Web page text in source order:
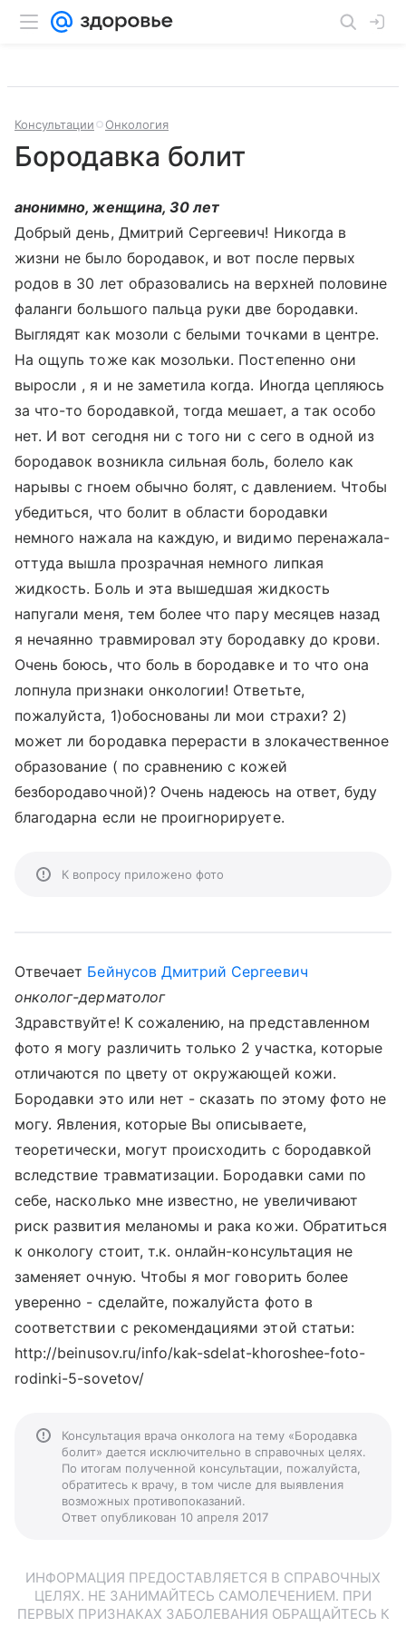
Консультации Онкология
Бородавка болит
анонимно, женщина, 30 лет
Добрый день, Дмитрий Сергеевич! Никогда в
жизни не было бородавок, и вот после первых
родов в 30 лет образовались на верхней половине
фаланги большого пальца руки две бородавки.
Выглядят как мозоли с белыми точками в центре.
На ощупь тоже как мозольки. Постепенно они
выросли , я и не заметила когда. Иногда цепляюсь
за что-то бородавкой, тогда мешает, а так особо
нет. И вот сегодня ни с того ни с сего в одной из
бородавок возникла сильная боль, болело как
нарывы с гноем обычно болят, с давлением. Чтобы
убедиться, что болит в области бородавки
немного нажала на каждую, и видимо перенажала-
оттуда вышла прозрачная немного липкая
жидкость. Боль и эта вышедшая жидкость
напугали меня, тем более что пару месяцев назад
я нечаянно травмировал эту бородавку до крови.
Очень боюсь, что боль в бородавке и то что она
лопнула признаки онкологии! Ответьте,
пожалуйста, 1)обоснованы ли мои страхи? 2)
может ли бородавка перерасти в злокачественное
образование ( по сравнению с кожей
безбородавочной)? Очень надеюсь на ответ, буду
благодарна если не проигнорируете.
К вопросу приложено фото
Отвечает Бейнусов Дмитрий Сергеевич
онколог-дерматолог
Здравствуйте! К сожалению, на представленном
фото я могу различить только 2 участка, которые
отличаются по цвету от окружающей кожи.
Бородавки это или нет - сказать по этому фото не
могу. Явления, которые Вы описываете,
теоретически, могут происходить с бородавкой
вследствие травматизации. Бородавки сами по
себе, насколько мне известно, не увеличивают
риск развития меланомы и рака кожи. Обратиться
к онкологу стоит, т.к. онлайн-консультация не
заменяет очную. Чтобы я мог говорить более
уверенно - сделайте, пожалуйста фото в
соответствии с рекомендациями этой статьи:
http://beinusov.ru/info/kak-sdelat-khoroshee-foto-
rodinki-5-sovetov/
Консультация врача онколога на тему «Бородавка
болит» дается исключительно в справочных целях.
По итогам полученной консультации, пожалуйста,
обратитесь к врачу, в том числе для выявления
возможных противопоказаний.
Ответ опубликован 10 апреля 2017
ИНФОРМАЦИЯ ПРЕДОСТАВЛЯЕТСЯ В СПРАВОЧНЫХ
ЦЕЛЯХ. НЕ ЗАНИМАЙТЕСЬ САМОЛЕЧЕНИЕМ. ПРИ
ПЕРВЫХ ПРИЗНАКАХ ЗАБОЛЕВАНИЯ ОБРАЩАЙТЕСЬ К